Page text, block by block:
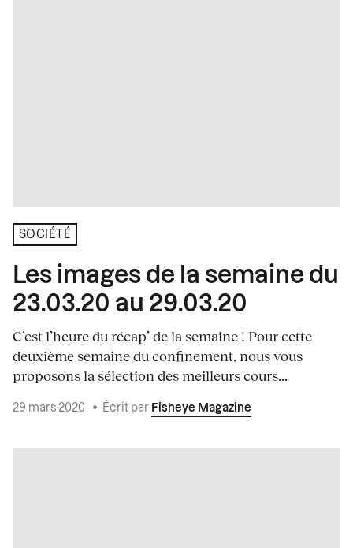
SOCIÉTÉ
Les images de la semaine du
23.03.20 au 29.03.20
C’est l’heure du récap’ de la semaine ! Pour cette
deuxième semaine du confinement, nous vous
proposons la sélection des meilleurs cours...
29 mars 2020 • Écrit par Fisheye Magazine